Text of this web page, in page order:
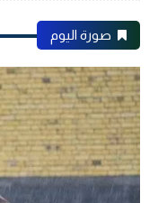
صورة اليوم